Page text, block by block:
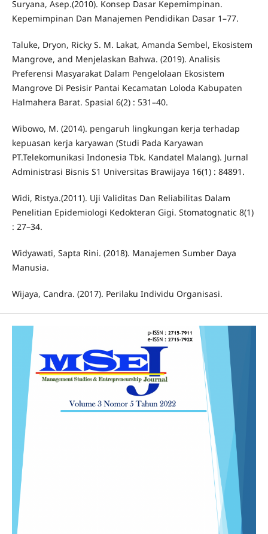
Suryana, Asep.(2010). Konsep Dasar Kepemimpinan.
Kepemimpinan Dan Manajemen Pendidikan Dasar 1–77.
Taluke, Dryon, Ricky S. M. Lakat, Amanda Sembel, Ekosistem
Mangrove, and Menjelaskan Bahwa. (2019). Analisis
Preferensi Masyarakat Dalam Pengelolaan Ekosistem
Mangrove Di Pesisir Pantai Kecamatan Loloda Kabupaten
Halmahera Barat. Spasial 6(2) : 531–40.
Wibowo, M. (2014). pengaruh lingkungan kerja terhadap
kepuasan kerja karyawan (Studi Pada Karyawan
PT.Telekomunikasi Indonesia Tbk. Kandatel Malang). Jurnal
Administrasi Bisnis S1 Universitas Brawijaya 16(1) : 84891.
Widi, Ristya.(2011). Uji Validitas Dan Reliabilitas Dalam
Penelitian Epidemiologi Kedokteran Gigi. Stomatognatic 8(1)
: 27–34.
Widyawati, Sapta Rini. (2018). Manajemen Sumber Daya
Manusia.
Wijaya, Candra. (2017). Perilaku Individu Organisasi.